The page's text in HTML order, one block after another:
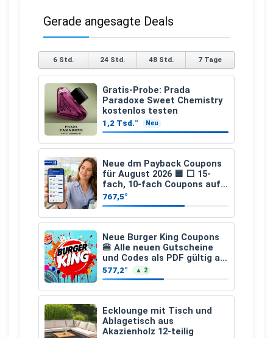
Gerade angesagte Deals
6 Std. 24 Std. 48 Std. 7 Tage
Gratis-Probe: Prada
Paradoxe Sweet Chemistry
kostenlos testen
1,2 Tsd.° Neu
Neue dm Payback Coupons
für August 2026 🟦 ⬜ 15-
fach, 10-fach Coupons auf
den gesamten Einkauf ab 2
€
767,5°
Neue Burger King Coupons
🍔 Alle neuen Gutscheine
und Codes als PDF gültig ab
25.07.2026 bis 04.09.2026
577,2° ▲ 2
Ecklounge mit Tisch und
Ablagetisch aus
Akazienholz 12-teilig